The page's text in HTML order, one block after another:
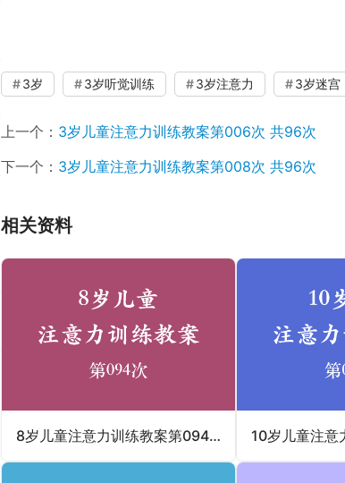
3岁 3岁听觉训练 3岁注意力 3岁迷宫
上一个： 3岁儿童注意力训练教案第006次 共96次
下一个： 3岁儿童注意力训练教案第008次 共96次
相关资料
8岁儿童注意力训练教案第094次 共96次